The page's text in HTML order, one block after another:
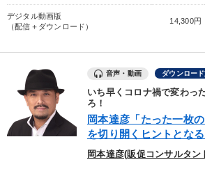
デジタル動画版
（配信＋ダウンロード）
14,300円
音声・動画 ダウンロー
いち早くコロナ禍で変わっ
ろ！
岡本達彦「たった一枚
を切り開くヒントとな
岡本達彦(販促コンサルタン